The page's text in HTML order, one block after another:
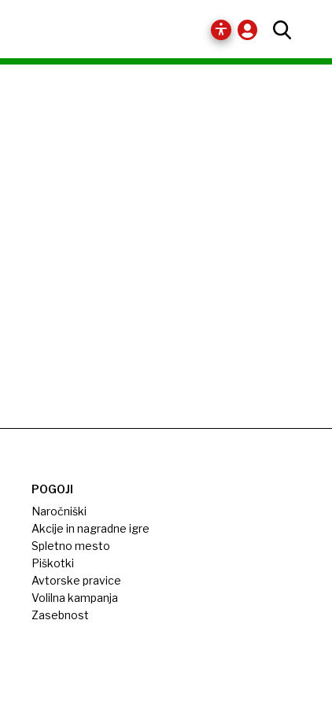
POGOJI
Naročniški
Akcije in nagradne igre
Spletno mesto
Piškotki
Avtorske pravice
Volilna kampanja
Zasebnost